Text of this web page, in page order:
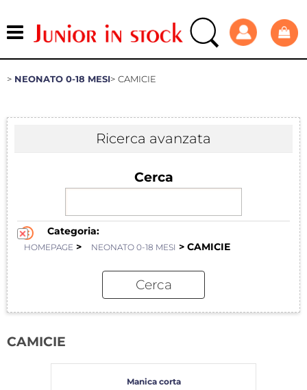
NEONATO 0-18 MESI CAMICIE
Ricerca avanzata
Cerca
Categoria:
HOMEPAGE > NEONATO 0-18 MESI > CAMICIE
CAMICIE
Manica corta